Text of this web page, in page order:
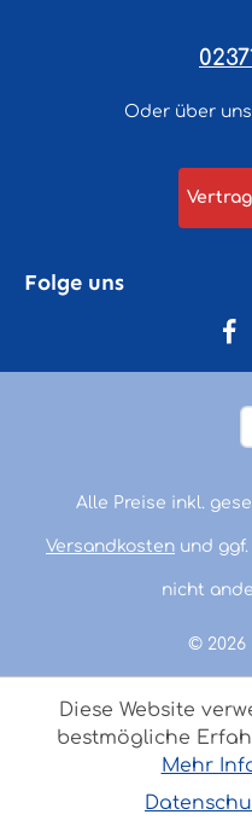
Oder über
Folge uns
© 2026
Alle Preise inkl.
Versandkosten und
nicht
Diese Website
bestmögliche
Mehr